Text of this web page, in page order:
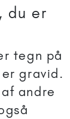
du er
tegn på
gravid.
andre